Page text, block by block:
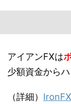
アイアンFXは
少額資金から
（詳細）